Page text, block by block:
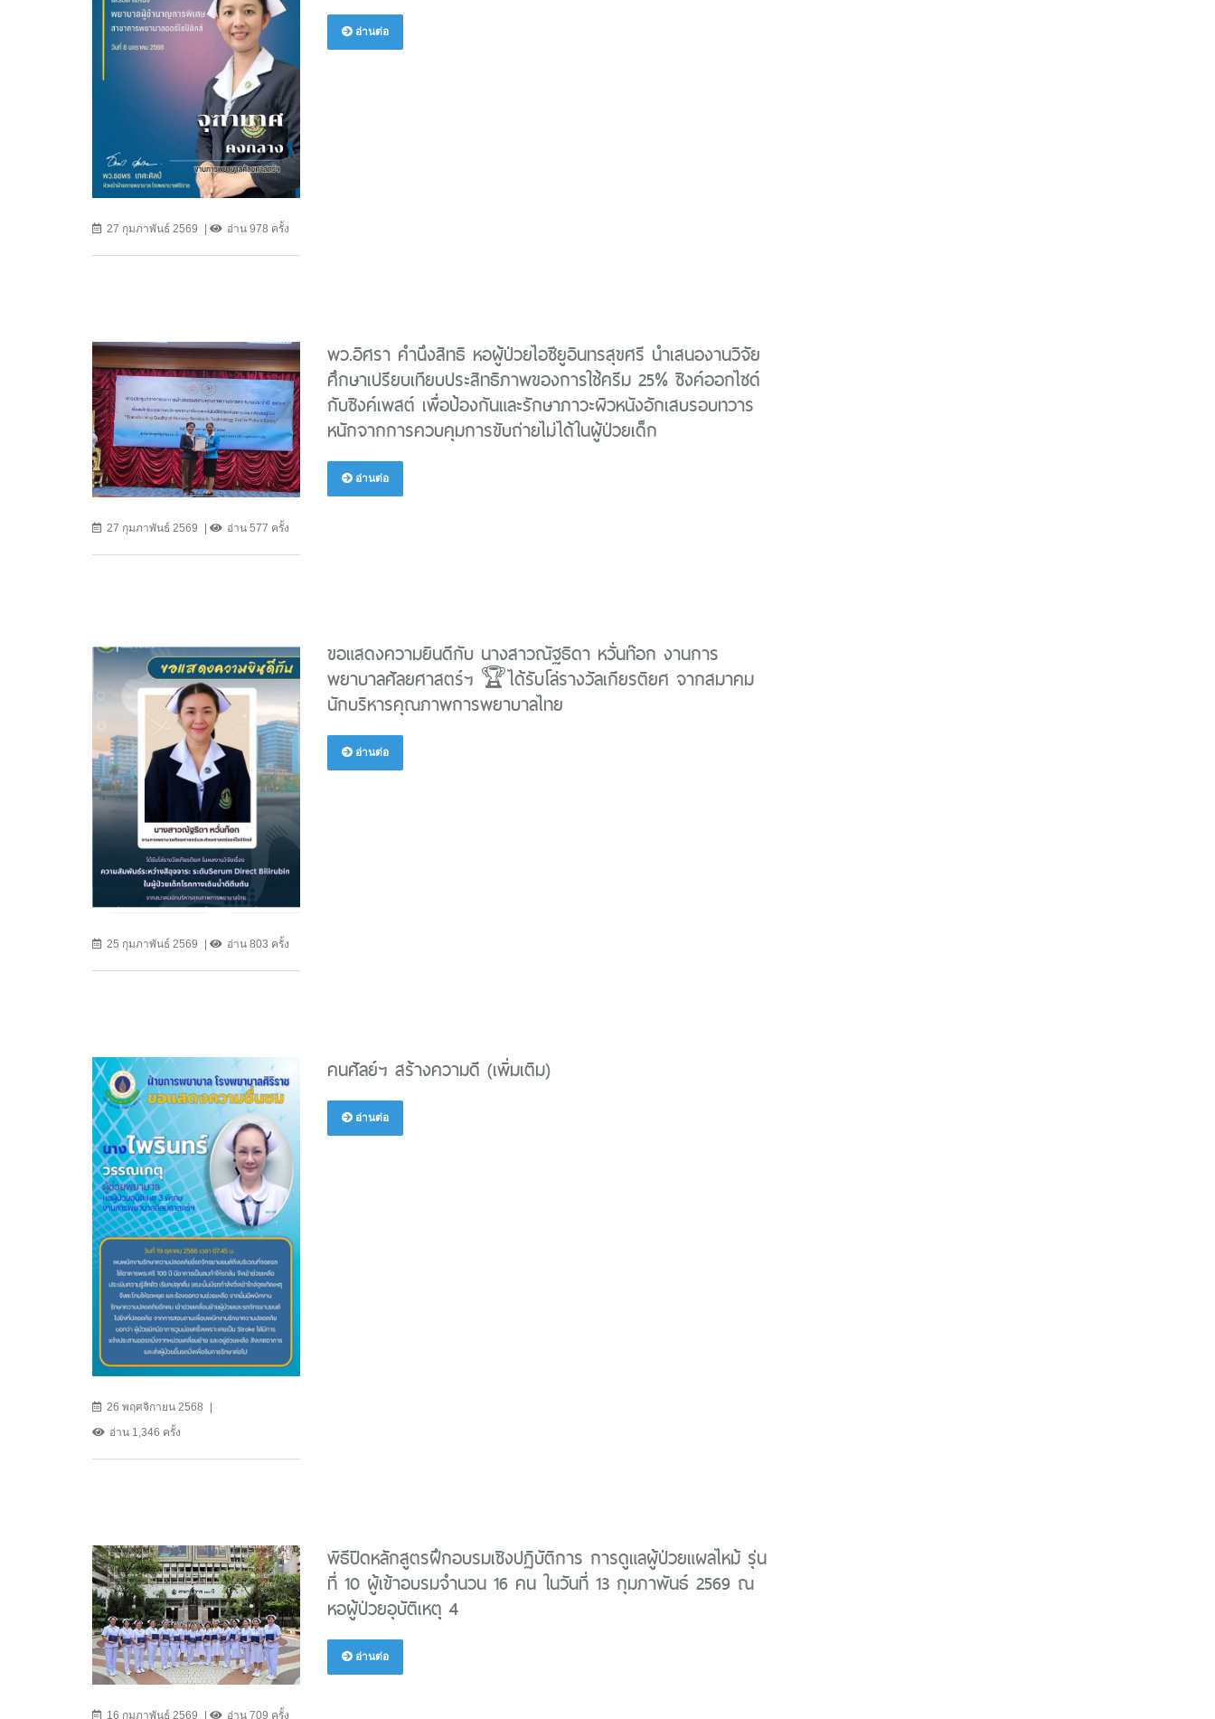
27 กุมภาพันธ์ 2569 อ่าน 978 ครั้ง
อ่านต่อ
27 กุมภาพันธ์ 2569 อ่าน 577 ครั้ง
พว.อิศรา คำนึงสิทธิ หอผู้ป่วยไอซียูอินทรสุขศรี นำเสนองานวิจัย
ศึกษาเปรียบเทียบประสิทธิภาพของการใช้ครีม 25% ซิงค์ออกไซด์
กับซิงค์เพสต์ เพื่อป้องกันและรักษาภาวะผิวหนังอักเสบรอบทวาร
หนักจากการควบคุมการขับถ่ายไม่ได้ในผู้ป่วยเด็ก
อ่านต่อ
25 กุมภาพันธ์ 2569 อ่าน 803 ครั้ง
ขอแสดงความยินดีกับ นางสาวณัฐธิดา หวั่นท๊อก งานการ
พยาบาลศัลยศาสตร์ฯ 🏆ได้รับโล่รางวัลเกียรติยศ จากสมาคม
นักบริหารคุณภาพการพยาบาลไทย
อ่านต่อ
26 พฤศจิกายน 2568
อ่าน 1,346 ครั้ง
คนศัลย์ฯ สร้างความดี (เพิ่มเติม)
อ่านต่อ
16 กุมภาพันธ์ 2569 อ่าน 709 ครั้ง
พิธีปิดหลักสูตรฝึกอบรมเชิงปฏิบัติการ การดูแลผู้ป่วยแผลไหม้ รุ่น
ที่ 10 ผู้เข้าอบรมจำนวน 16 คน ในวันที่ 13 กุมภาพันธ์ 2569 ณ
หอผู้ป่วยอุบัติเหตุ 4
อ่านต่อ